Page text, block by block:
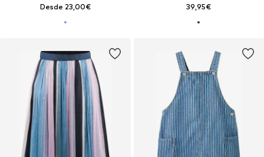
Desde 23,00€ 39,95€